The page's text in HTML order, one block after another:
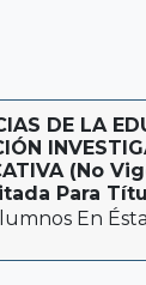
DE LA
(No
Para
En